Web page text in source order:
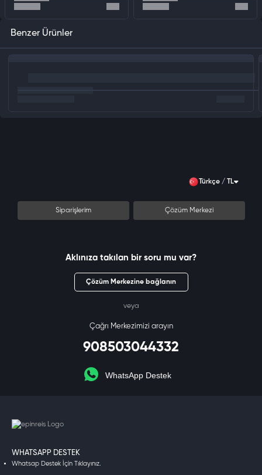
Benzer Ürünler
Türkçe / TL
Siparişlerim Çözüm Merkezi
Aklınıza takılan bir soru mu var?
Çözüm Merkezine bağlanın
veya
Çağrı Merkezimizi arayın
908503044332
WhatsApp Destek
WHATSAPP DESTEK
Whatsap Destek İçin Tıklayınız.